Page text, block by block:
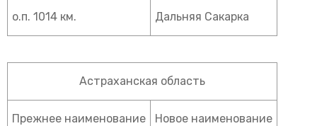
о.п. 1014 км. Дальняя Сакарка
Астраханская область
Прежнее наименование Новое наименование